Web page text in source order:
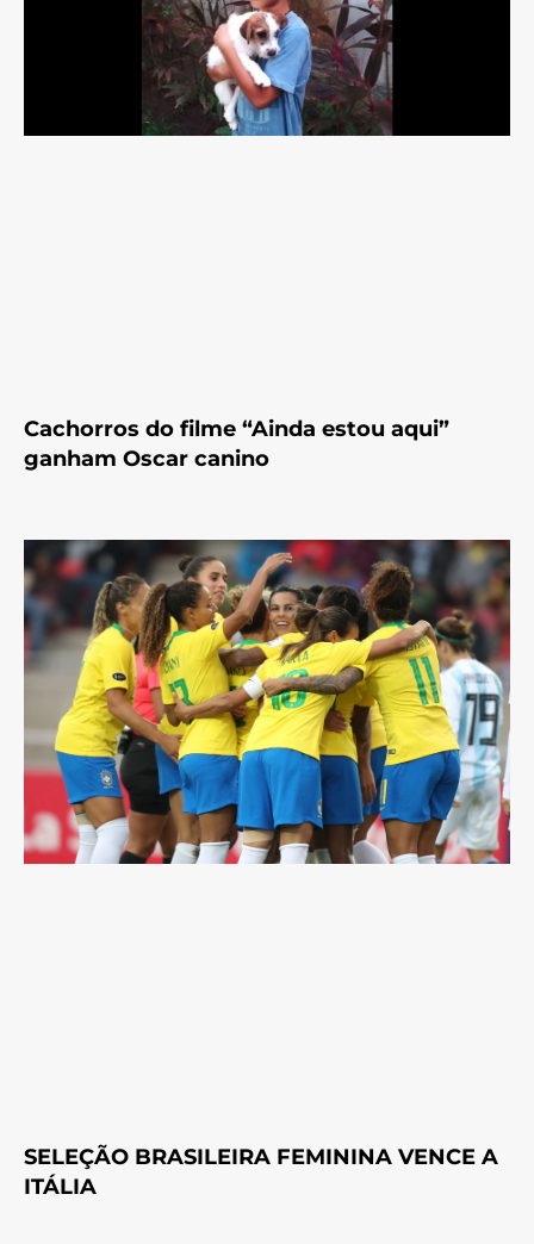
Cachorros do filme “Ainda estou aqui”
ganham Oscar canino
SELEÇÃO BRASILEIRA FEMININA VENCE A
ITÁLIA